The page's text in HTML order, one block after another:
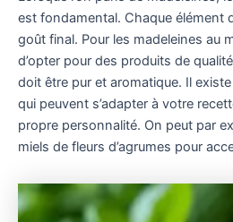
est fondamental. Chaque élément
goût final. Pour les madeleines au
d’opter pour des produits de
doit être pur et aromatique. Il
qui peuvent s’adapter à votre
propre personnalité. On peut par
miels de fleurs d’agrumes pour